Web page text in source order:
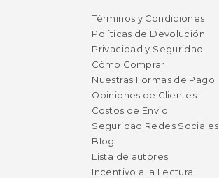
Términos y Condiciones
Políticas de Devolución
Privacidad y Seguridad
Cómo Comprar
Nuestras Formas de Pago
Opiniones de Clientes
Costos de Envío
Seguridad Redes Sociales
Blog
Lista de autores
Incentivo a la Lectura